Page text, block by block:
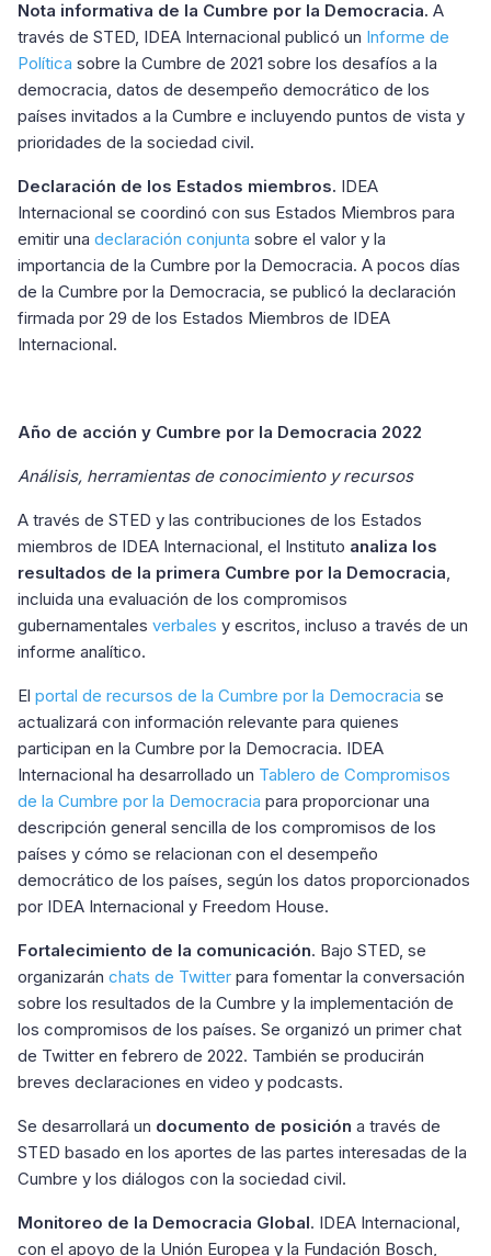
Nota informativa de la Cumbre por la Democracia. A
través de STED, IDEA Internacional publicó un Informe de
Política sobre la Cumbre de 2021 sobre los desafíos a la
democracia, datos de desempeño democrático de los
países invitados a la Cumbre e incluyendo puntos de vista y
prioridades de la sociedad civil.
Declaración de los Estados miembros. IDEA
Internacional se coordinó con sus Estados Miembros para
emitir una declaración conjunta sobre el valor y la
importancia de la Cumbre por la Democracia. A pocos días
de la Cumbre por la Democracia, se publicó la declaración
firmada por 29 de los Estados Miembros de IDEA
Internacional.
Año de acción y Cumbre por la Democracia 2022
Análisis, herramientas de conocimiento y recursos
A través de STED y las contribuciones de los Estados
miembros de IDEA Internacional, el Instituto analiza los
resultados de la primera Cumbre por la Democracia,
incluida una evaluación de los compromisos
gubernamentales verbales y escritos, incluso a través de un
informe analítico.
El portal de recursos de la Cumbre por la Democracia se
actualizará con información relevante para quienes
participan en la Cumbre por la Democracia. IDEA
Internacional ha desarrollado un Tablero de Compromisos
de la Cumbre por la Democracia para proporcionar una
descripción general sencilla de los compromisos de los
países y cómo se relacionan con el desempeño
democrático de los países, según los datos proporcionados
por IDEA Internacional y Freedom House.
Fortalecimiento de la comunicación. Bajo STED, se
organizarán chats de Twitter para fomentar la conversación
sobre los resultados de la Cumbre y la implementación de
los compromisos de los países. Se organizó un primer chat
de Twitter en febrero de 2022. También se producirán
breves declaraciones en video y podcasts.
Se desarrollará un documento de posición a través de
STED basado en los aportes de las partes interesadas de la
Cumbre y los diálogos con la sociedad civil.
Monitoreo de la Democracia Global. IDEA Internacional,
con el apoyo de la Unión Europea y la Fundación Bosch,